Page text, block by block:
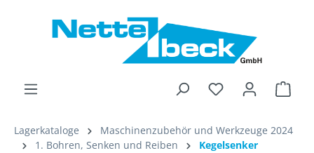
Lagerkataloge
Maschinenzubehör und Werkzeuge 2024
1. Bohren, Senken und Reiben
Kegelsenker